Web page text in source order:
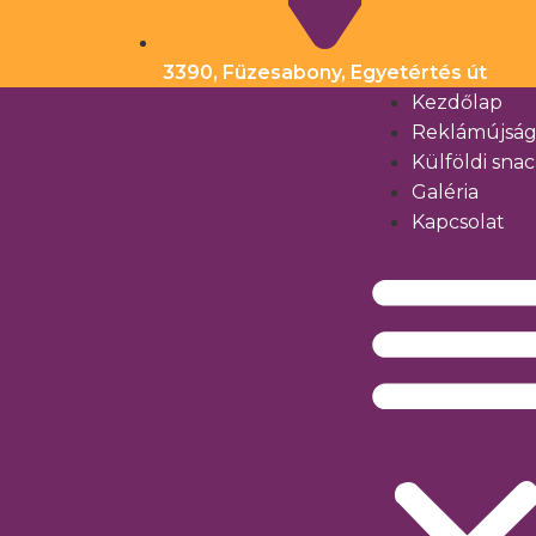
3390, Füzesabony, Egyetértés út
Kezdőlap
Reklámújság
Külföldi
Galéria
Kapcsolat